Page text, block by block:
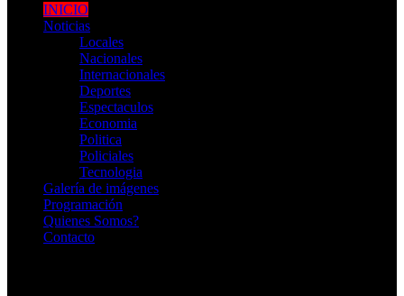
INICIO
Noticias
Locales
Nacionales
Internacionales
Deportes
Espectaculos
Economia
Politica
Policiales
Tecnologia
Galería de imágenes
Programación
Quienes Somos?
Contacto